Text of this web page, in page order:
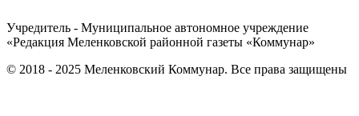
Учредитель - Муниципальное автономное учреждение
«Редакция Меленковской районной газеты «Коммунар»
© 2018 - 2025 Меленковский Коммунар. Все права защищены